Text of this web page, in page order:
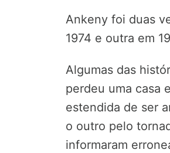
Ankeny foi duas
1974 e outra em
Algumas das
perdeu uma casa
estendida de ser
o outro pelo
informaram